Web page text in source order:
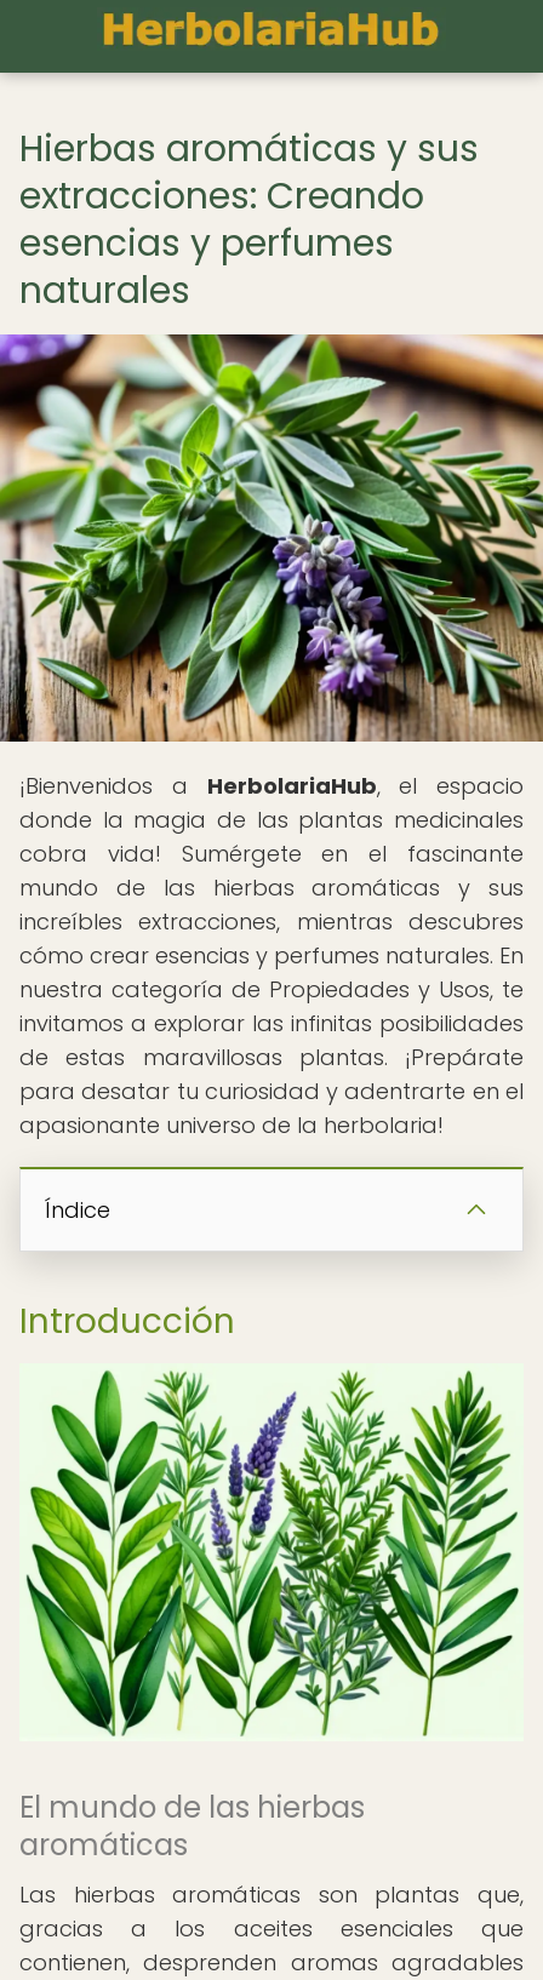
Hierbas aromáticas y sus
extracciones: Creando
esencias y perfumes
naturales
¡Bienvenidos a HerbolariaHub, el espacio
donde la magia de las plantas medicinales
cobra vida! Sumérgete en el fascinante
mundo de las hierbas aromáticas y sus
increíbles extracciones, mientras descubres
cómo crear esencias y perfumes naturales. En
nuestra categoría de Propiedades y Usos, te
invitamos a explorar las infinitas posibilidades
de estas maravillosas plantas. ¡Prepárate
para desatar tu curiosidad y adentrarte en el
apasionante universo de la herbolaria!
Índice
Introducción
El mundo de las hierbas
aromáticas
Las hierbas aromáticas son plantas que,
gracias a los aceites esenciales que
contienen, desprenden aromas agradables